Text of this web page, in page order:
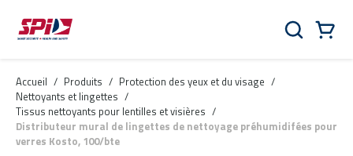
Aller au contenu principal
Skip to menu
Skip to footer
Rechercher
Accueil / Produits / Protection des yeux et du visage /
Nettoyants et lingettes /
Tissus nettoyants pour lentilles et visières /
Distributeur mural de lingettes de nettoyage préhumidifées pour
verres Kosto, 100/bte